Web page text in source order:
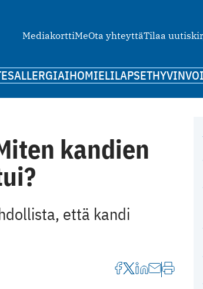
MediakorttiMeOta yhteyttäTilaa
ALLERGIAIHOMIELILAPSET
kandien
että kandi